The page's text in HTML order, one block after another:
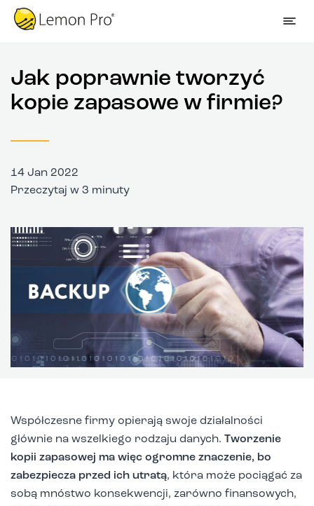
Jak poprawnie tworzyć
kopie zapasowe w firmie?
14 Jan 2022
Przeczytaj w 3 minuty
Współczesne firmy opierają swoje działalności
głównie na wszelkiego rodzaju danych. Tworzenie
kopii zapasowej ma więc ogromne znaczenie, bo
zabezpiecza przed ich utratą, która może pociągać za
sobą mnóstwo konsekwencji, zarówno finansowych,